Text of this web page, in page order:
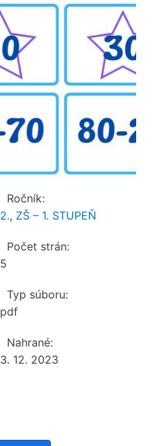
Ročník:
2., ZŠ – 1. STUPEŇ
Počet strán:
5
Typ súboru:
pdf
Nahrané:
3. 12. 2023